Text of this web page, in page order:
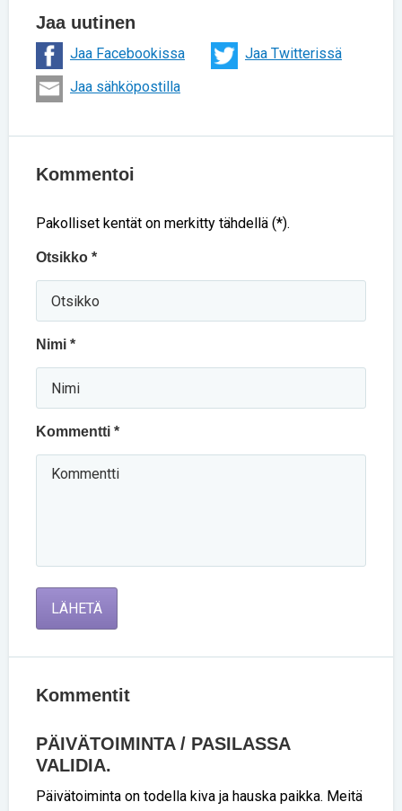
Jaa uutinen
Jaa Facebookissa
Jaa Twitterissä
Jaa sähköpostilla
Kommentoi
Pakolliset kentät on merkitty tähdellä (*).
Otsikko *
Nimi *
Kommentti *
LÄHETÄ
Kommentit
PÄIVÄTOIMINTA / PASILASSA
VALIDIA.
Päivätoiminta on todella kiva ja hauska paikka. Meitä